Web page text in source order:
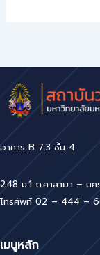
อาคาร B 7.3 ชั้น 4
248 ม.1 ถ.ศาลายา – น
โทรศัพท์ 02 – 444 –
เมนูหลัก